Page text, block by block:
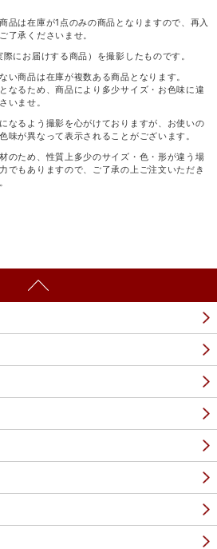
品は在庫が1点のみの商品となりますので、再入
了承くださいませ。
にお届けする商品）を撮影したものです。
い商品は在庫が複数ある商品となります。
なるため、商品により多少サイズ・お色味に違
いませ。
なるよう撮影を心がけておりますが、お使いの
味が異なって表示されることがございます。
のため、性質上多少のサイズ・色・形が違う場
でもありますので、ご了承の上ご注文いただき